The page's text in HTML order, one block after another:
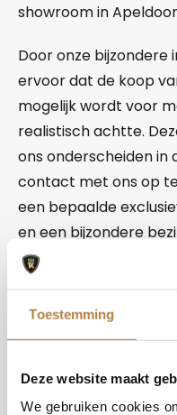
Toestemming
Deze website maakt
We gebruiken cookies
showroom in
Door onze bijzondere
ervoor dat de koop
mogelijk wordt voor
realistisch achtte.
ons onderscheiden in
contact met ons op
een bepaalde
en een bijzondere
Auto Keijzers
een trein
gek! Wij gaan tot het
onze klanten waar te
Exclusieve